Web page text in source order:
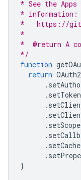
* See the
* information:
*   https://
*
*  @return A
*/
function
return OAuth2
.
.
.
.
. setScope
.
. setCache
.
}